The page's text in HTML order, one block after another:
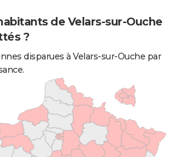
de Velars-sur-Ouche
?
disparues à Velars-sur-Ouche par